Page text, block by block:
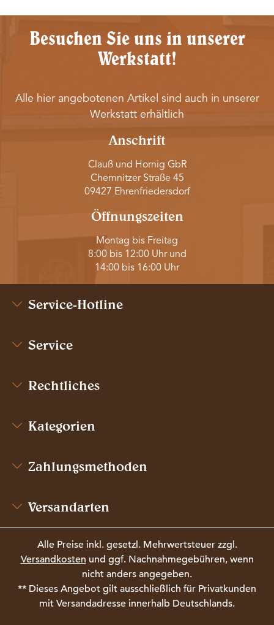
Besuchen Sie uns in unserer
Werkstatt!
Alle hier angebotenen Artikel sind auch in unserer
Werkstatt erhältlich
Anschrift
Clauß und Hornig GbR
Chemnitzer Straße 45
09427 Ehrenfriedersdorf
Öffnungszeiten
Montag bis Freitag
8:00 bis 12:00 Uhr und
14:00 bis 16:00 Uhr
Service-Hotline
Service
Rechtliches
Kategorien
Zahlungsmethoden
Versandarten
Alle Preise inkl. gesetzl. Mehrwertsteuer zzgl.
Versandkosten und ggf. Nachnahmegebühren, wenn
nicht anders angegeben.
** Dieses Angebot gilt ausschließlich für Privatkunden
mit Versandadresse innerhalb Deutschlands.